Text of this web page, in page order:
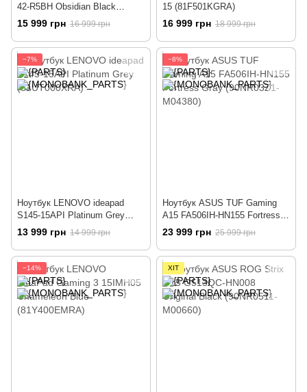
42-R5BH Obsidian Black
(NX.HF9EU.06Q)
15 999 грн 16 999 грн
15 (81F501KGRA)
16 999 грн 18 999 грн
−7%
Ноутбук LENOVO ideapad
S145-15API Platinum Grey
(81UT000XRA)
13 999 грн 14 999 грн
−8%
Ноутбук ASUS TUF Gaming
A15 FA506IH-HN155 Fortress
Gray (90NR03Z1-M04380)
23 999 грн 25 999 грн
−14% ХІТ